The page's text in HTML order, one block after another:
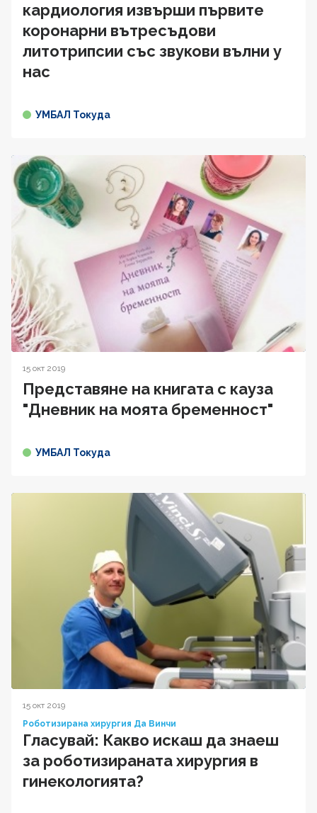
кардиология извърши първите
коронарни вътресъдови
литотрипсии със звукови вълни у
нас
УМБАЛ Токуда
15 окт 2019
Представяне на книгата с кауза
"Дневник на моята бременност"
УМБАЛ Токуда
15 окт 2019
Роботизирана хирургия Да Винчи
Гласувай: Какво искаш да знаеш
за роботизираната хирургия в
гинекологията?